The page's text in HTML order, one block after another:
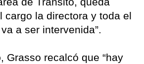
cargo la directora y toda el
a ser intervenida”.
Grasso recalcó que “hay